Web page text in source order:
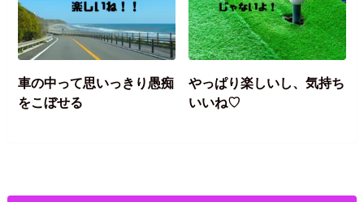
車の中って思いっきり愚痴
をこぼせる
やっぱり楽しいし、気持ち
いいね♡